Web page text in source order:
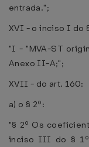
entrada.";
XVI - o inciso I do
"I - "MVA-ST
Anexo II-A;";
XVII - do art. 160:
a) o § 2º:
"§ 2º Os
inciso III do § 1º